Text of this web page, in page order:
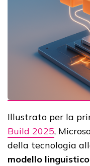
Illustrato per la
Build 2025,
della tecnologia
modello